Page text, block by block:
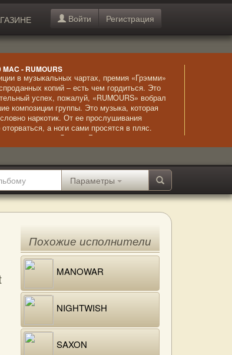
Войти Регистрация
MAC - RUMOURS
в музыкальных чартах, премия «Грэмми»
копий – есть чем гордиться. Это
успех, пожалуй, «RUMOURS» вобрал
композиции группы. Это музыка, которая
словно наркотик. От ее прослушивания
а ноги сами просятся в пляс.
голос Линдси Бакингем –
сексуальный и чувственный.
Параметры
Похожие исполнители
MANOWAR
NIGHTWISH
SAXON